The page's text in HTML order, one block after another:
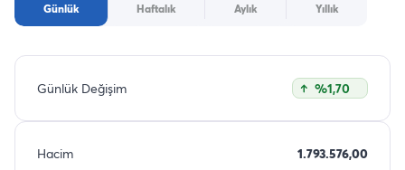
Günlük Haftalık Aylık Yıllık
Günlük Değişim %1,70
Hacim 1.793.576,00